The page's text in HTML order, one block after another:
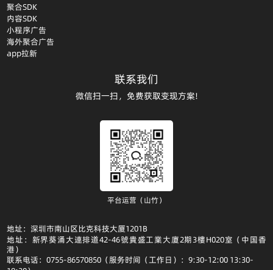
聚合SDK
内容SDK
小程序广告
海外聚合广告
app拉新
联系我们
微信扫一扫，免费获取变现方案!
平台运营（山竹）
地址：深圳市南山区比克科技大厦1201B
地址：新界葵涌大連排道42-46號貴盛工業大廈2期3樓H020室（中国香
港）
联系电话：0755-86570850（服务时间（工作日）：9:30-12:00 13:30-